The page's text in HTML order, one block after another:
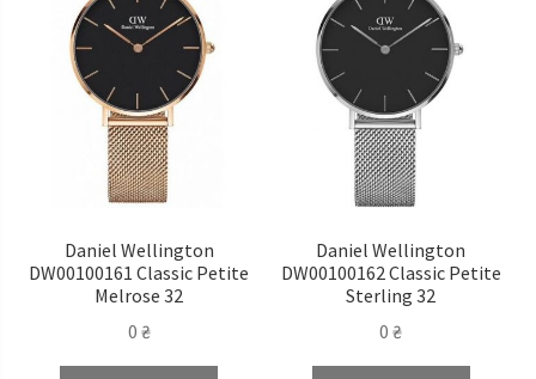
Daniel Wellington
DW00100161 Classic Petite
Melrose 32
0 ₴
Daniel Wellington
DW00100162 Classic Petite
Sterling 32
0₴